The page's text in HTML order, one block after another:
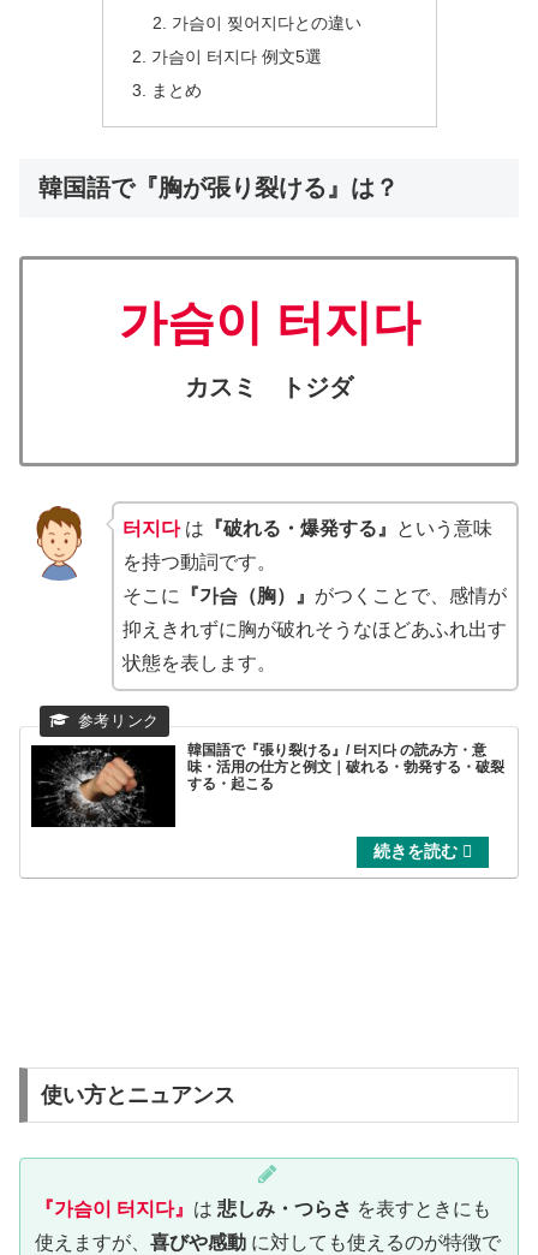
가슴이 찢어지다との違い
가슴이 터지다 例文5選
まとめ
韓国語で『胸が張り裂ける』は？
가슴이 터지다
カスミ トジダ
터지다は 『破れる・爆発する』
という意味
を持つ動詞です。
そこに 『가슴（胸）』 がつくことで、感情が
抑えきれずに胸が破れそうなほどあふれ出す
状態を表します。
韓国語で『張り裂ける』/ 터지다 の読み方・意
味・活用の仕方と例文｜破れる・勃発する・破裂
する・起こる
使い方とニュアンス
『가슴이 터지다』 は 悲しみ・つらさ を表すときにも
使えますが、 喜びや感動 に対しても使えるのが特徴で